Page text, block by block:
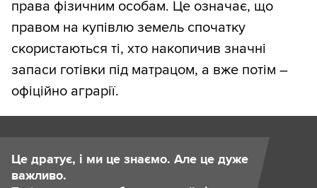
права фізичним особам. Це означає, що
правом на купівлю земель спочатку
скористаються ті, хто накопичив значні
запаси готівки під матрацом, а вже потім –
офіційно аграрії.
Це дратує, і ми це знаємо. Але це дуже
важливо.